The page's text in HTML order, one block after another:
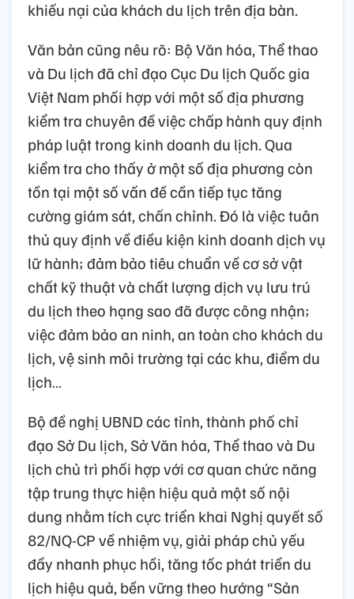
khiếu nại của khách du lịch trên địa bàn.
Văn bản cũng nêu rõ: Bộ Văn hóa, Thể thao
và Du lịch đã chỉ đạo Cục Du lịch Quốc gia
Việt Nam phối hợp với một số địa phương
kiểm tra chuyên đề việc chấp hành quy định
pháp luật trong kinh doanh du lịch. Qua
kiểm tra cho thấy ở một số địa phương còn
tồn tại một số vấn đề cần tiếp tục tăng
cường giám sát, chấn chỉnh. Đó là việc tuân
thủ quy định về điều kiện kinh doanh dịch vụ
lữ hành; đảm bảo tiêu chuẩn về cơ sở vật
chất kỹ thuật và chất lượng dịch vụ lưu trú
du lịch theo hạng sao đã được công nhận;
việc đảm bảo an ninh, an toàn cho khách du
lịch, vệ sinh môi trường tại các khu, điểm du
lịch…
Bộ đề nghị UBND các tỉnh, thành phố chỉ
đạo Sở Du lịch, Sở Văn hóa, Thể thao và Du
lịch chủ trì phối hợp với cơ quan chức năng
tập trung thực hiện hiệu quả một số nội
dung nhằm tích cực triển khai Nghị quyết số
82/NQ-CP về nhiệm vụ, giải pháp chủ yếu
đẩy nhanh phục hồi, tăng tốc phát triển du
lịch hiệu quả, bền vững theo hướng “Sản